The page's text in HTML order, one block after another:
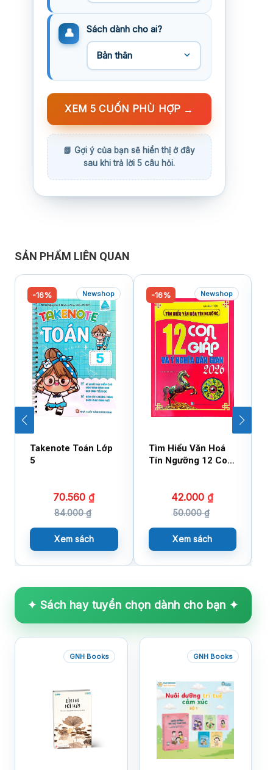
Sách dành cho ai?
XEM 5 CUỐN PHÙ HỢP →
SẢN PHẨM LIÊN QUAN
-16% Newshop
Takenote Toán Lớp
5
70.560₫
84.000₫
Xem sách
-16% Newshop
Tìm Hiểu Văn Hoá
Tín Ngưỡng 12 Con
Tham Khảo)
42.000₫
50.000₫
Xem sách
✦ Sách hay tuyển chọn dành cho bạn ✦
GNH Books GNH Books